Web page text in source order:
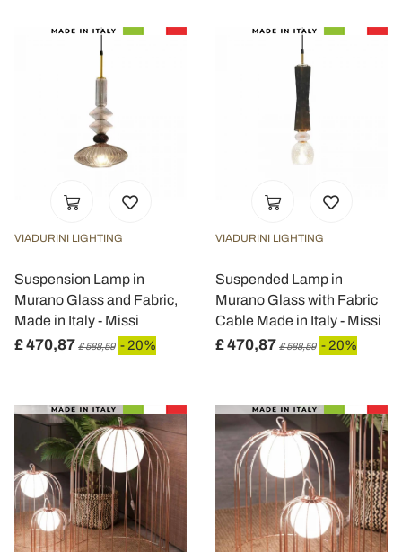
VIADURINI LIGHTING
Suspension Lamp in
Murano Glass and Fabric,
Made in Italy - Missi
£ 470,87 £ 588,59 - 20%
VIADURINI LIGHTING
Suspended Lamp in
Murano Glass with Fabric
Cable Made in Italy - Missi
£ 470,87 £ 588,59 - 20%